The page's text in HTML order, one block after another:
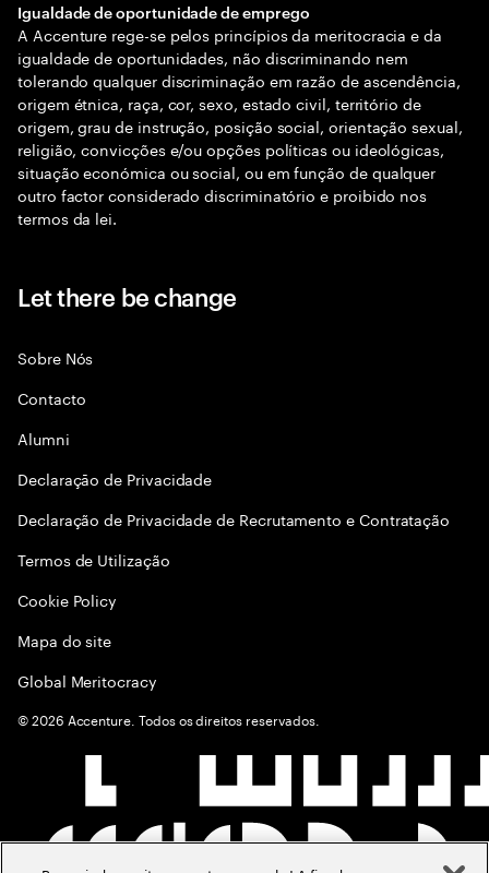
Igualdade de oportunidade de emprego
A Accenture rege-se pelos princípios da meritocracia e da
igualdade de oportunidades, não discriminando nem
tolerando qualquer discriminação em razão de ascendência,
origem étnica, raça, cor, sexo, estado civil, território de
origem, grau de instrução, posição social, orientação sexual,
religião, convicções e/ou opções políticas ou ideológicas,
situação económica ou social, ou em função de qualquer
outro factor considerado discriminatório e proibido nos
termos da lei.
Let there be change
Sobre Nós
Contacto
Alumni
Declaraçāo de Privacidade
Declaração de Privacidade de Recrutamento e Contratação
Termos de Utilização
Cookie Policy
Mapa do site
Global Meritocracy
©2026 Accenture. Todos os direitos reservados.